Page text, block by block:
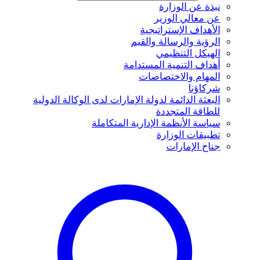
نبذة عن الوزارة
عن معالي الوزير
الأهداف الإستراتيجية
الرؤية والرسالة والقيم
الهيكل التنظيمي
أهداف التنمية المستدامة
المهام والاختصاصات
شركاؤنا
البعثة الدائمة لدولة الإمارات لدى الوكالة الدولية
للطاقة المتجددة
سياسة الأنظمة الإدارية المتكاملة
تطبيقات الوزارة
جناح الإمارات